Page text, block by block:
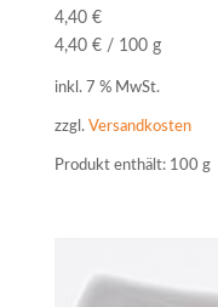
4,40 €
4,40 €/ 100 g
inkl. 7 % MwSt.
zzgl. Versandkosten
Produkt enthält: 100 g